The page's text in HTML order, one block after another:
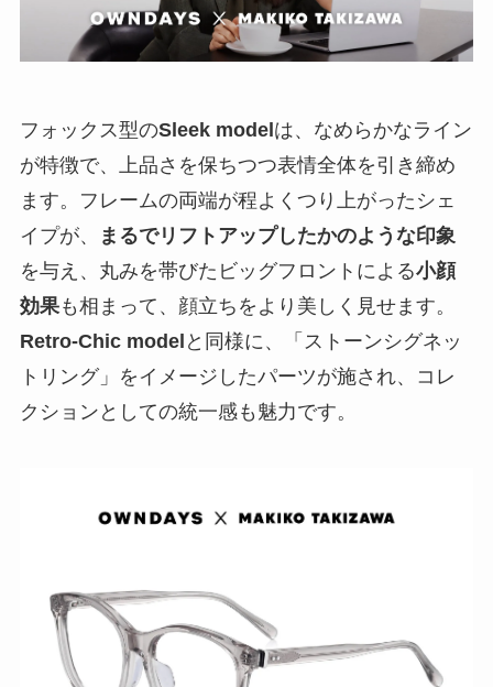
フォックス型のSleek modelは、なめらかなライン
が特徴で、上品さを保ちつつ表情全体を引き締め
ます。フレームの両端が程よくつり上がったシェ
イプが、
まるでリフトアップしたかのような印象
を与え、丸みを帯びたビッグフロントによる小顔
効果も相まって、顔立ちをより美しく見せます。
Retro-Chic model と同様に、「ストーンシグネッ
トリング」をイメージしたパーツが施され、コレ
クションとしての統一感も魅力です。